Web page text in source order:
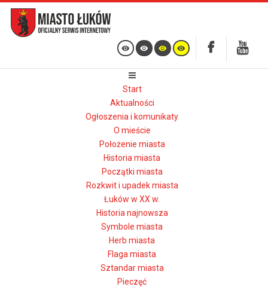
Start
Aktualności
Ogłoszenia i komunikaty
O mieście
Położenie miasta
Historia miasta
Początki miasta
Rozkwit i upadek miasta
Łuków w XX w.
Historia najnowsza
Symbole miasta
Herb miasta
Flaga miasta
Sztandar miasta
Pieczęć